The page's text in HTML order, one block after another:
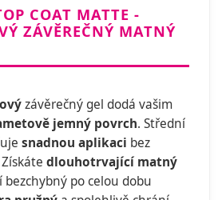
COAT MATTE -
ZÁVĚREČNÝ MATNÝ
závěrečný gel dodá vašim
jemný povrch. Střední
snadnou aplikaci bez
dlouhotrvající matný
bezchybný po celou dobu